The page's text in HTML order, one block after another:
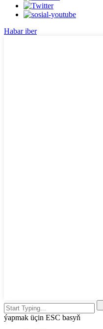
Habar iber
ýapmak üçin ESC basyň